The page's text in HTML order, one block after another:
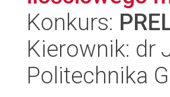
Konkurs:
Kierownik: dr
Politechnika